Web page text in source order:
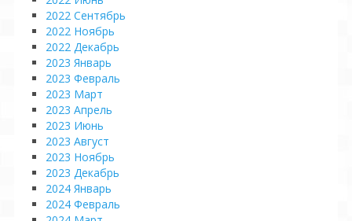
2022 Сентябрь
2022 Ноябрь
2022 Декабрь
2023 Январь
2023 Февраль
2023 Март
2023 Апрель
2023 Июнь
2023 Август
2023 Ноябрь
2023 Декабрь
2024 Январь
2024 Февраль